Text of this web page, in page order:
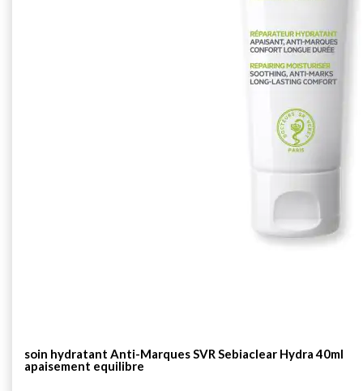
soin hydratant Anti-Marques SVR Sebiaclear Hydra 40ml
apaisement equilibre